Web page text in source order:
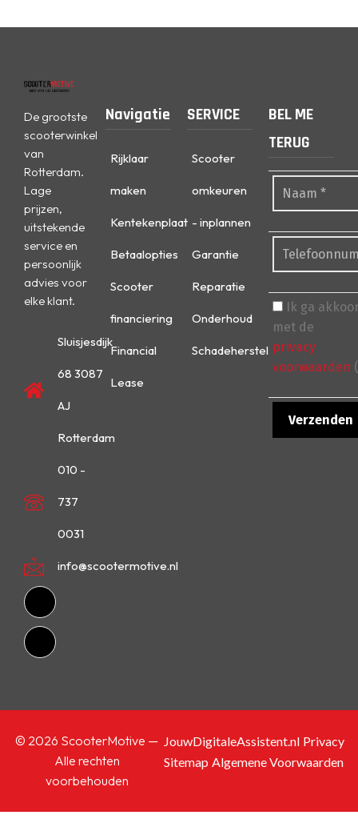
De grootste
scooterwinkel
van
Rotterdam.
Lage
prijzen,
uitstekende
service en
persoonlijk
advies voor
elke klant.
Sluisjesdijk
68 3087
AJ
Rotterdam
010 -
737
0031
info@scootermotive.nl
Navigatie
Rijklaar
maken
Kentekenplaat
Betaalopties
Scooter
financiering
Financial
Lease
SERVICE
Scooter
omkeuren
- inplannen
Garantie
Reparatie
Onderhoud
Schadeherstel
BEL ME
TERUG
Ik ga
met de
privacy
voorwaarden
© 2026 ScooterMotive —
Alle rechten
voorbehouden
JouwDigitaleAssistent.nl Privacy
Sitemap Algemene Voorwaarden